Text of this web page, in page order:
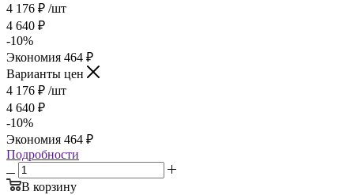
4 176 ₽ /шт
4 640 ₽
-10%
Экономия 464 ₽
Варианты цен
4 176 ₽ /шт
4 640 ₽
-10%
Экономия 464 ₽
Подробности
В корзину